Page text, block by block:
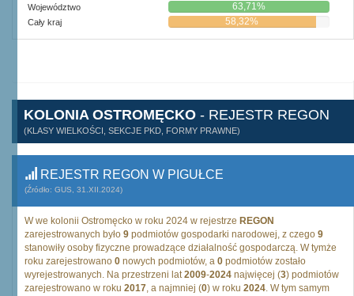
Województwo 63,71%
Cały kraj 58,32%
KOLONIA OSTROMĘCKO - REJESTR REGON
(KLASY WIELKOŚCI, SEKCJE PKD, FORMY PRAWNE)
REJESTR REGON W PIGUŁCE
(Źródło: GUS, 31.XII.2024)
W we kolonii Ostromęcko w roku 2024 w rejestrze REGON
zarejestrowanych było 9 podmiotów gospodarki narodowej, z czego 9
stanowiły osoby fizyczne prowadzące działalność gospodarczą. W tymże
roku zarejestrowano 0 nowych podmiotów, a 0 podmiotów zostało
wyrejestrowanych. Na przestrzeni lat2009-2024 najwięcej (3) podmiotów
zarejestrowano w roku 2017, a najmniej (0) w roku 2024. W tym samym